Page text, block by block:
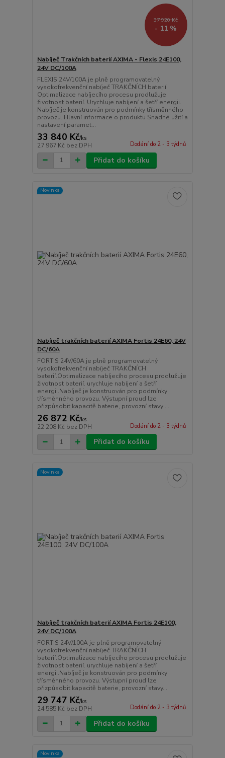
37 920 Kč
- 11 %
Nabíječ Trakčních baterií AXIMA - Flexis 24E100,
24V DC/100A
FLEXIS 24V/100A je plně programovatelný
vysokofrekvenční nabíječ TRAKČNÍCH baterií.
Optimalizace nabíjecího procesu prodlužuje
životnost baterií. Urychluje nabíjení a šetří energii.
Nabíječ je konstruován pro podmínky třísměnného
provozu. Hlavní informace o produktu Snadné užití a
nastavení paramet...
33 840 Kč/ks
27 967 Kč bez DPH Dodání do 2 - 3 týdnů
Přidat do košíku
Novinka
Nabíječ trakčních baterií AXIMA Fortis 24E60, 24V
DC/60A
FORTIS 24V/60A je plně programovatelný
vysokofrekvenční nabíječ TRAKČNÍCH
baterií.Optimalizace nabíjecího procesu prodlužuje
životnost baterií. urychluje nabíjení a šetří
energii.Nabíječ je konstruován pro podmínky
třísměnného provozu. Výstupní proud lze
přizpůsobit kapacitě baterie, provozní stavy ...
26 872 Kč/ks
22 208 Kč bez DPH Dodání do 2 - 3 týdnů
Přidat do košíku
Novinka
Nabíječ trakčních baterií AXIMA Fortis 24E100,
24V DC/100A
FORTIS 24V/100A je plně programovatelný
vysokofrekvenční nabíječ TRAKČNÍCH
baterií.Optimalizace nabíjecího procesu prodlužuje
životnost baterií. urychluje nabíjení a šetří
energii.Nabíječ je konstruován pro podmínky
třísměnného provozu. Výstupní proud lze
přizpůsobit kapacitě baterie, provozní stavy...
29 747 Kč/ks
24 585 Kč bez DPH Dodání do 2 - 3 týdnů
Přidat do košíku
Novinka